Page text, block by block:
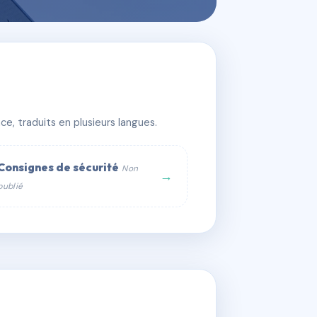
traduits en plusieurs langues.
de sécurité Non
→